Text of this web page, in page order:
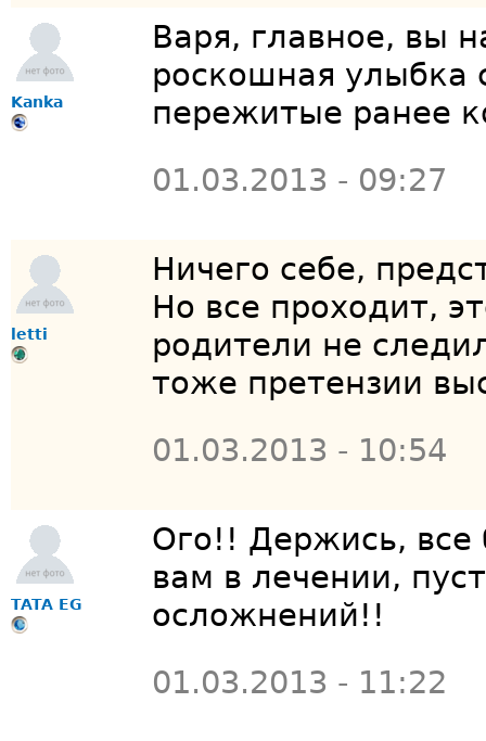
Kanka
Варя, главное, вы
роскошная улыбка
пережитые ранее
01.03.2013 - 09:27
letti
Ничего себе,
Но все проходит,
родители не
тоже претензии
01.03.2013 - 10:54
TATA EG
Ого!! Держись, все
вам в лечении,
осложнений!!
01.03.2013 - 11:22